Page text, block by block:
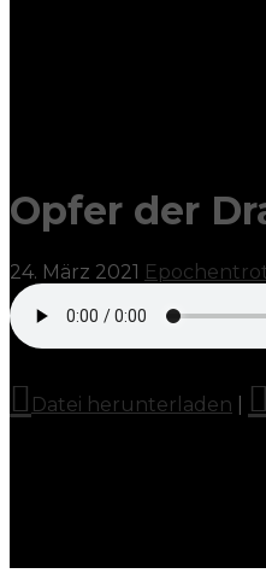
Opfer der
24. März 2021
Datei herunterladen